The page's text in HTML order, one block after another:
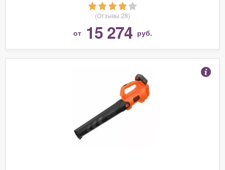
(Отзывы 28)
от 15 274 руб.